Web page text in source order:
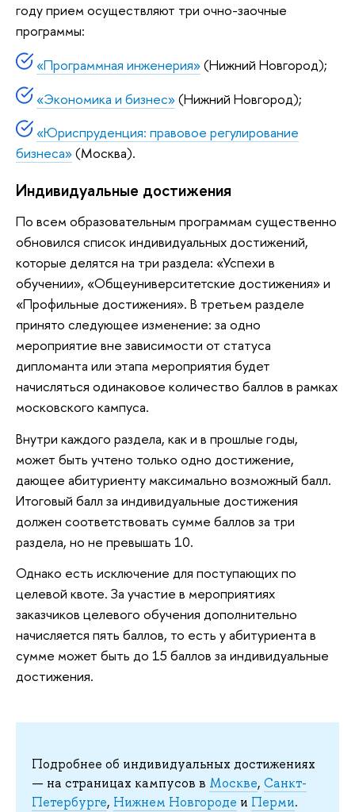
году прием осуществляют три очно-заочные
программы:
«Программная инженерия»(Нижний Новгород);
«Экономика и бизнес»(Нижний Новгород);
«Юриспруденция: правовое регулирование
бизнеса»(Москва).
Индивидуальные достижения
По всем образовательным программам существенно
обновился список индивидуальных достижений,
которые делятся на три раздела: «Успехи в
обучении», «Общеуниверситетские достижения» и
«Профильные достижения». В третьем разделе
принято следующее изменение: за одно
мероприятие вне зависимости от статуса
дипломанта или этапа мероприятия будет
начисляться одинаковое количество баллов в рамках
московского кампуса.
Внутри каждого раздела, как и в прошлые годы,
может быть учтено только одно достижение,
дающее абитуриенту максимально возможный балл.
Итоговый балл за индивидуальные достижения
должен соответствовать сумме баллов за три
раздела, но не превышать 10.
Однако есть исключение для поступающих по
целевой квоте. За участие в мероприятиях
заказчиков целевого обучения дополнительно
начисляется пять баллов, то есть у абитуриента в
сумме может быть до 15 баллов за индивидуальные
достижения.
Подробнее об индивидуальных достижениях
— на страницах кампусов в Москве, Санкт-
Петербурге, Нижнем Новгороде и Перми.